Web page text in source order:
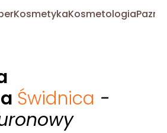
KosmetykaKosmetologia
Świdnica -